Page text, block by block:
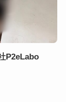
P2eLabo